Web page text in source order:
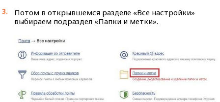
Потом в открывшемся разделе «Все настройки»
выбираем подраздел «Папки и метки».